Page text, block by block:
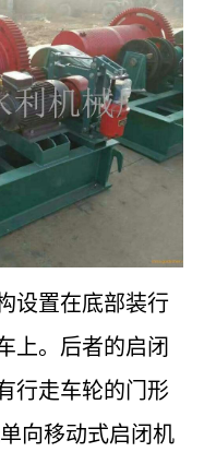
设置在底部装行
上。后者的启闭
行走车轮的门形
向移动式启闭机